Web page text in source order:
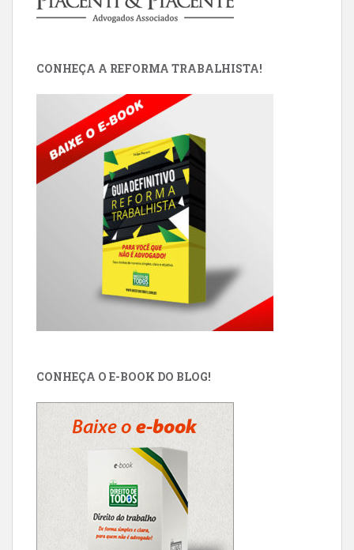
CONHEÇA A REFORMA TRABALHISTA!
CONHEÇA O E-BOOK DO BLOG!